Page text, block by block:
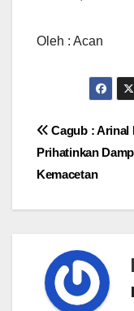
Oleh : Acan
pos
Cagub : Arinal
Prihatinkan
Kemacetan